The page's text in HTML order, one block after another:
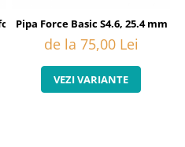
Basic XL
Pipa Force Basic S4.6, 25.4 mm
de la 75,00 Lei
VEZI VARIANTE